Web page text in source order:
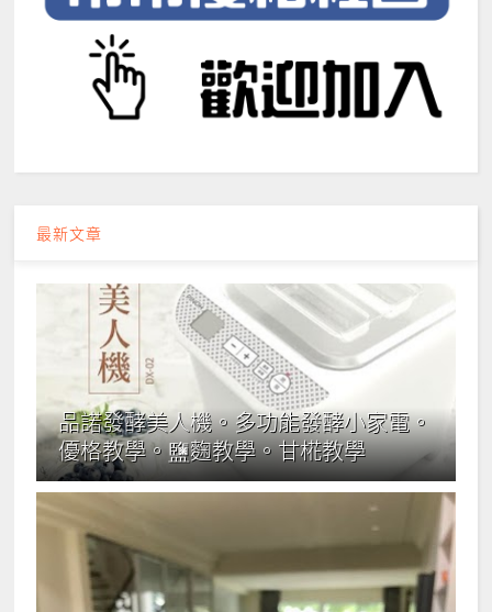
最新文章
品諾發酵美人機。多功能發酵小家電。
優格教學。鹽麴教學。甘椛教學